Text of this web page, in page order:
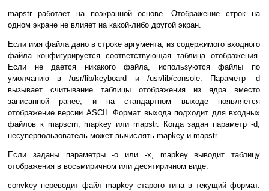
mapstr работает на поэкранной основе. Отображение строк на
одном экране не влияет на какой-либо другой экран.
Если имя файла дано в строке аргумента, из содержимого входного
файла конфигурируется соответствующая таблица отображения.
Если не дается никакого файла, используются файлы по
умолчанию в /usr/lib/keyboard и /usr/lib/console. Параметр -d
вызывает считывание таблицы отображения из ядра вместо
записанной ранее, и на стандартном выходе появляется
отображение версии ASCII. Формат выхода подходит для входных
файлов к mapscrn, mapkey или mapstr. Когда задан параметр -d,
несуперпользователь может вычислять mapkey и mapstr.
Если заданы параметры -o или -x, mapkey выводит таблицу
отображения в восьмиричном или десятиричном виде.
convkey переводит файл mapkey старого типа в текущий формат.